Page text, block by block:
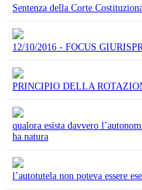
Sentenza della Corte
12/10/2016 - FOCUS
PRINCIPIO DELLA
qualora esista davvero
ha natura
l’autotutela non poteva essere